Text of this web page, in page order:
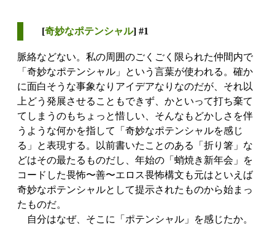
[奇妙なポテンシャル] #1
脈絡などない。私の周囲のごくごく限られた仲間内で
「奇妙なポテンシャル」という言葉が使われる。確か
に面白そうな事象なりアイデアなりなのだが、それ以
上どう発展させることもできず、かといって打ち棄て
てしまうのもちょっと惜しい、そんなもどかしさを伴
うような何かを指して「奇妙なポテンシャルを感じ
る」と表現する。以前書いたことのある「折り箸」な
どはその最たるものだし、年始の「蛸焼き新年会」を
コードした畏怖〜善〜エロス畏怖構文も元はといえば
奇妙なポテンシャルとして提示されたものから始まっ
たものだ。
自分はなぜ、そこに「ポテンシャル」を感じたか。